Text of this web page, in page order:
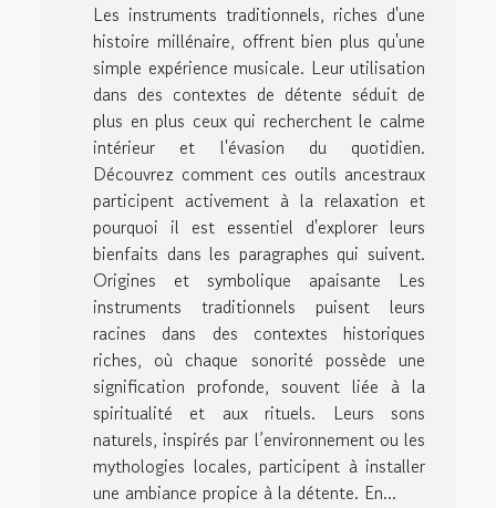
Les instruments traditionnels, riches d'une
histoire millénaire, offrent bien plus qu'une
simple expérience musicale. Leur utilisation
dans des contextes de détente séduit de
plus en plus ceux qui recherchent le calme
intérieur et l'évasion du quotidien.
Découvrez comment ces outils ancestraux
participent activement à la relaxation et
pourquoi il est essentiel d'explorer leurs
bienfaits dans les paragraphes qui suivent.
Origines et symbolique apaisante Les
instruments traditionnels puisent leurs
racines dans des contextes historiques
riches, où chaque sonorité possède une
signification profonde, souvent liée à la
spiritualité et aux rituels. Leurs sons
naturels, inspirés par l’environnement ou les
mythologies locales, participent à installer
une ambiance propice à la détente. En...